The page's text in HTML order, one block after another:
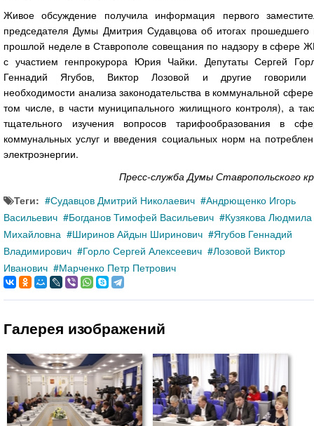
Живое обсуждение получила информация первого
председателя Думы Дмитрия Судавцова об итогах прошедшего
прошлой неделе в Ставрополе совещания по надзору в сфере
с участием генпрокурора Юрия Чайки. Депутаты Сергей
Геннадий Ягубов, Виктор Лозовой и другие
необходимости анализа законодательства в коммунальной
том числе, в части муниципального жилищного контроля), а
тщательного изучения вопросов тарифообразования в
коммунальных услуг и введения социальных норм на
электроэнергии.
Пресс-служба Думы Ставропольского
Теги:
Судавцов Дмитрий Николаевич
Андрющенко Игорь
Васильевич
Богданов Тимофей Васильевич
Кузякова Людмила
Михайловна
Ширинов Айдын Ширинович
Ягубов Геннадий
Владимирович
Горло Сергей Алексеевич
Лозовой Виктор
Иванович
Марченко Петр Петрович
Галерея изображений